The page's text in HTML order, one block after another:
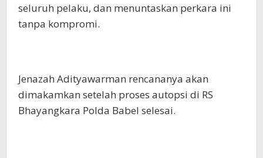
seluruh pelaku, dan menuntaskan perkara ini
tanpa kompromi.
Jenazah Adityawarman rencananya akan
dimakamkan setelah proses autopsi di RS
Bhayangkara Polda Babel selesai.